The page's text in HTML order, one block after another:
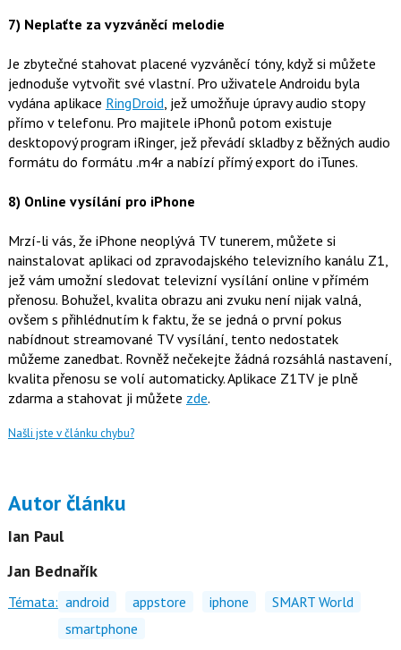
7) Neplaťte za vyzváněcí melodie
Je zbytečné stahovat placené vyzváněcí tóny, když si můžete
jednoduše vytvořit své vlastní. Pro uživatele Androidu byla
vydána aplikace RingDroid , jež umožňuje úpravy audio stopy
přímo v telefonu. Pro majitele iPhonů potom existuje
desktopový program iRinger, jež převádí skladby z běžných audio
formátu do formátu .m4r a nabízí přímý export do iTunes.
8) Online vysílání pro iPhone
Mrzí-li vás, že iPhone neoplývá TV tunerem, můžete si
nainstalovat aplikaci od zpravodajského televizního kanálu Z1,
jež vám umožní sledovat televizní vysílání online v přímém
přenosu. Bohužel, kvalita obrazu ani zvuku není nijak valná,
ovšem s přihlédnutím k faktu, že se jedná o první pokus
nabídnout streamované TV vysílání, tento nedostatek
můžeme zanedbat. Rovněž nečekejte žádná rozsáhlá nastavení,
kvalita přenosu se volí automaticky. Aplikace Z1TV je plně
zdarma a stahovat ji můžete zde.
Našli jste v článku chybu?
Autor článku
Ian Paul
Jan Bednařík
Témata: android appstore iphone
SMART World
smartphone